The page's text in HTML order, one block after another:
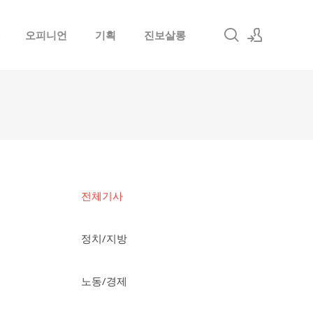
오피니언 기획 진보살롱
전체기사
정치/지방
노동/경제